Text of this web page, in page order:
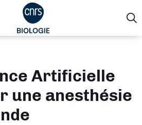
Artificielle
une anesthésie